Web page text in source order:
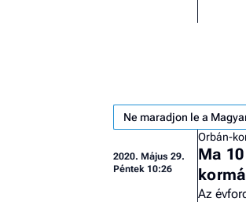
Ne maradjon le a
2020. Május 29.
Péntek 10:26
Orbán-
Ma
Az